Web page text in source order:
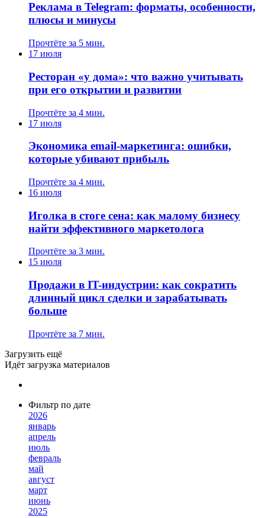
Реклама в Telegram: форматы, особенности,
плюсы и минусы
Прочтёте за 5 мин.
17 июля
Ресторан «у дома»: что важно учитывать
при его открытии и развитии
Прочтёте за 4 мин.
17 июля
Экономика email-маркетинга: ошибки,
которые убивают прибыль
Прочтёте за 4 мин.
16 июля
Иголка в стоге сена: как малому бизнесу
найти эффективного маркетолога
Прочтёте за 3 мин.
15 июля
Продажи в IT-индустрии: как сократить
длинный цикл сделки и зарабатывать
больше
Прочтёте за 7 мин.
Загрузить ещё
Идёт загрузка материалов
Фильтр по дате
2026
январь
апрель
июль
февраль
май
август
март
июнь
2025